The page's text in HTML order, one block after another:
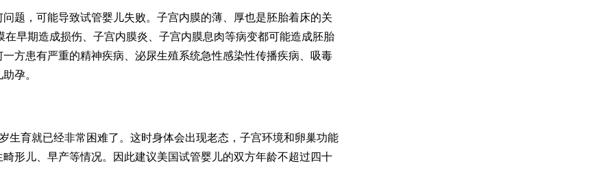
题，可能导致试管婴儿失败。子宫内膜的薄、厚也是胚胎着床的关
早期造成损伤、子宫内膜炎、子宫内膜息肉等病变都可能造成胚胎
方患有严重的精神疾病、泌尿生殖系统急性感染性传播疾病、吸毒
孕。
生育就已经非常困难了。这时身体会出现老态，子宫环境和卵巢功能
形儿、早产等情况。因此建议美国试管婴儿的双方年龄不超过四十